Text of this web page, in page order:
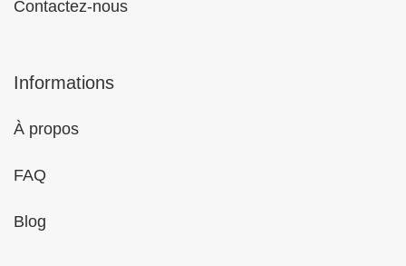
Contactez-nous
Informations
À propos
FAQ
Blog